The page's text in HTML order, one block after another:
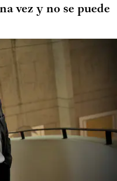
vez y no se puede